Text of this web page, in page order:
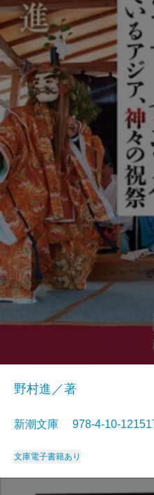
野村進／著
新潮文庫 978-4-10-
文庫電子書籍あり